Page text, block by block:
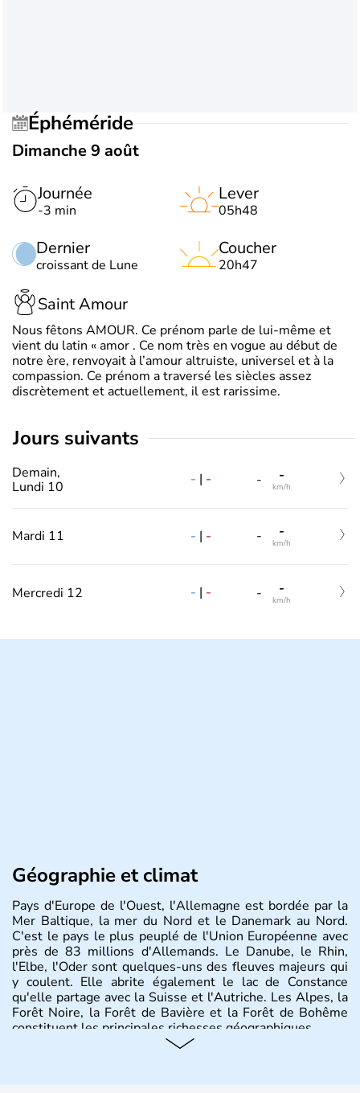
Éphéméride
Dimanche 9 août
Journée
-3 min
Dernier
croissant de Lune
Lever
05h48
Coucher
20h47
Saint Amour
Nous fêtons AMOUR. Ce prénom parle de lui-même et
vient du latin « amor . Ce nom très en vogue au début de
notre ère, renvoyait à l’amour altruiste, universel et à la
compassion. Ce prénom a traversé les siècles assez
discrètement et actuellement, il est rarissime.
jours suivants
Demain,
Lundi 10
- | - - -
km/h
Mardi 11 - | - - -
km/h
Mercredi 12 - | - - -
km/h
Géographie et climat
Pays d'Europe de l'Ouest, l'Allemagne est bordée par la
Mer Baltique, la mer du Nord et le Danemark au Nord.
C'est le pays le plus peuplé de l'Union Européenne avec
près de 83 millions d'Allemands. Le Danube, le Rhin,
l'Elbe, l'Oder sont quelques-uns des fleuves majeurs qui
y coulent. Elle abrite également le lac de Constance
qu'elle partage avec la Suisse et l'Autriche. Les Alpes, la
Forêt Noire, la Forêt de Bavière et la Forêt de Bohême
constituent les principales richesses géographiques.